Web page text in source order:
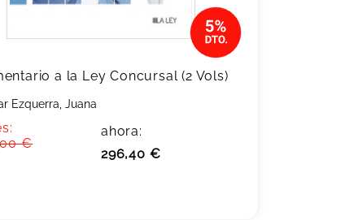
a la Ley Concursal (2 Vols)
Ezquerra, Juana
€
ahora:
296,40 €